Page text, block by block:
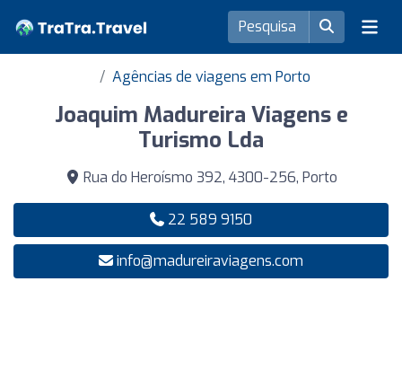
Agências de viagens em Porto
Joaquim Madureira Viagens e
Turismo Lda
Rua do Heroísmo 392, 4300-256, Porto
22 589 9150
info@madureiraviagens.com